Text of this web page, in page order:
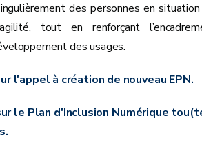
des personnes en
tout en renforçant
des usages.
l'appel à création de nouveau EPN.
le Plan d'Inclusion Numérique